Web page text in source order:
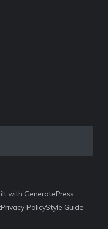
with GeneratePress
Privacy PolicyStyle Guide